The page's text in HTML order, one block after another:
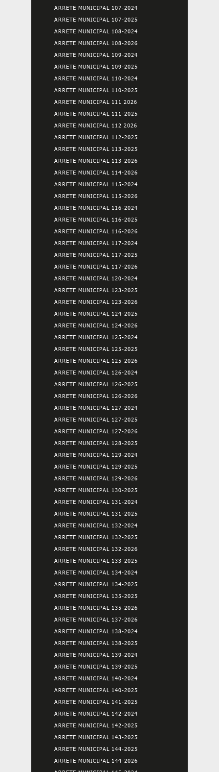
ARRETE MUNICIPAL 107-2024
ARRETE MUNICIPAL 107-2025
ARRETE MUNICIPAL 108-2024
ARRETE MUNICIPAL 108-2026
ARRETE MUNICIPAL 109-2024
ARRETE MUNICIPAL 109-2025
ARRETE MUNICIPAL 110-2024
ARRETE MUNICIPAL 110-2025
ARRETE MUNICIPAL 111 2026
ARRETE MUNICIPAL 111-2025
ARRETE MUNICIPAL 112 2026
ARRETE MUNICIPAL 112-2025
ARRETE MUNICIPAL 113-2025
ARRETE MUNICIPAL 113-2026
ARRETE MUNICIPAL 114-2026
ARRETE MUNICIPAL 115-2024
ARRETE MUNICIPAL 115-2026
ARRETE MUNICIPAL 116-2024
ARRETE MUNICIPAL 116-2025
ARRETE MUNICIPAL 116-2026
ARRETE MUNICIPAL 117-2024
ARRETE MUNICIPAL 117-2025
ARRETE MUNICIPAL 117-2026
ARRETE MUNICIPAL 120-2024
ARRETE MUNICIPAL 123-2025
ARRETE MUNICIPAL 123-2026
ARRETE MUNICIPAL 124-2025
ARRETE MUNICIPAL 124-2026
ARRETE MUNICIPAL 125-2024
ARRETE MUNICIPAL 125-2025
ARRETE MUNICIPAL 125-2026
ARRETE MUNICIPAL 126-2024
ARRETE MUNICIPAL 126-2025
ARRETE MUNICIPAL 126-2026
ARRETE MUNICIPAL 127-2024
ARRETE MUNICIPAL 127-2025
ARRETE MUNICIPAL 127-2026
ARRETE MUNICIPAL 128-2025
ARRETE MUNICIPAL 129-2024
ARRETE MUNICIPAL 129-2025
ARRETE MUNICIPAL 129-2026
ARRETE MUNICIPAL 130-2025
ARRETE MUNICIPAL 131-2024
ARRETE MUNICIPAL 131-2025
ARRETE MUNICIPAL 132-2024
ARRETE MUNICIPAL 132-2025
ARRETE MUNICIPAL 132-2026
ARRETE MUNICIPAL 133-2025
ARRETE MUNICIPAL 134-2024
ARRETE MUNICIPAL 134-2025
ARRETE MUNICIPAL 135-2025
ARRETE MUNICIPAL 135-2026
ARRETE MUNICIPAL 137-2026
ARRETE MUNICIPAL 138-2024
ARRETE MUNICIPAL 138-2025
ARRETE MUNICIPAL 139-2024
ARRETE MUNICIPAL 139-2025
ARRETE MUNICIPAL 140-2024
ARRETE MUNICIPAL 140-2025
ARRETE MUNICIPAL 141-2025
ARRETE MUNICIPAL 142-2024
ARRETE MUNICIPAL 142-2025
ARRETE MUNICIPAL 143-2025
ARRETE MUNICIPAL 144-2025
ARRETE MUNICIPAL 144-2026